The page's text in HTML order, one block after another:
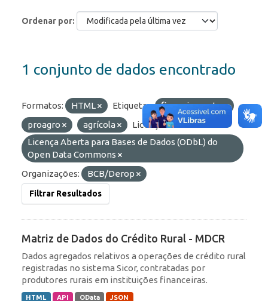
Ordenar por
1 conjunto de dados encontrado
Formatos: HTML Etiquetas:
financiamento
proagro
agrícola
Licenças:
Licença Aberta para Bases de Dados (ODbL) do
Open Data Commons
Organizações:
BCB/Derop
Filtrar Resultados
Matriz de Dados do Crédito Rural - MDCR
Dados agregados relativos a operações de crédito rural
registradas no sistema Sicor, contratadas por
produtores rurais em instituições financeiras.
HTML API OData JSON